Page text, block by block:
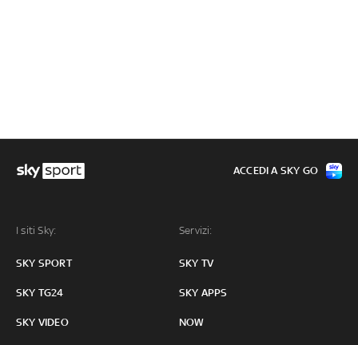
I siti Sky:
SKY SPORT
SKY TG24
SKY VIDEO
Servizi:
SKY TV
SKY APPS
NOW
ACCEDI A SKY GO